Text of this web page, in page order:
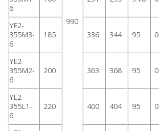
990
6
YE2-
355M3-
6
185 336 344 95
YE2-
355M2-
6
200 363 368 95
YE2-
355L1-
6
220 400 404 95